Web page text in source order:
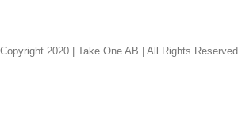
Copyright 2020 | Take One AB | All Rights Reserved